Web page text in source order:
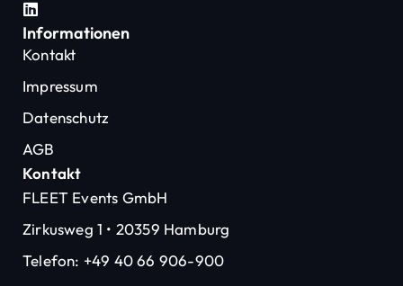
Kontakt
FLEET Events GmbH
Zirkusweg 1 • 20359 Hamburg
Telefon: +49 40 66 906-900
Informationen
Kontakt
Impressum
Datenschutz
AGB